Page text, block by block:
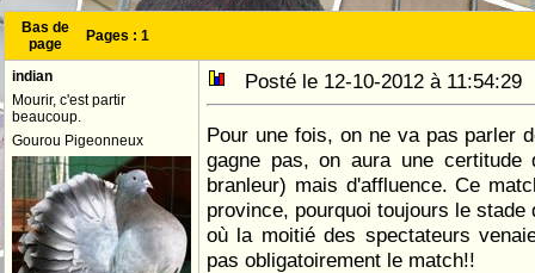
Bas de
page
Pages : 1
indian
Mourir, c'est partir
beaucoup.
Gourou Pigeonneux
Posté le 12-10-2012 à
Pour une fois, on ne va pas parler
gagne pas, on aura une
branleur) mais d'affluence. Ce
province, pourquoi toujours le
où la moitié des spectateurs
pas obligatoirement le match!!